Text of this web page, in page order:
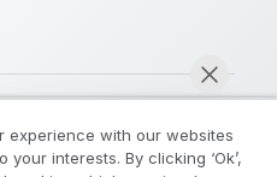
experience with our websites
interests. By clicking ‘Ok’,